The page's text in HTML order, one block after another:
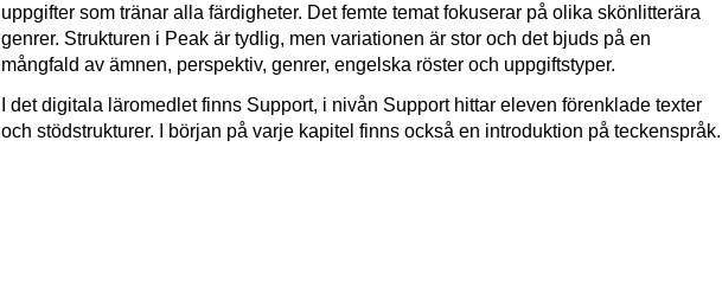
uppgifter som tränar alla färdigheter. Det femte temat fokuserar på olika skönlitterära
genrer. Strukturen i Peak är tydlig, men variationen är stor och det bjuds på en
mångfald av ämnen, perspektiv, genrer, engelska röster och uppgiftstyper.
I det digitala läromedlet finns Support, i nivån Support hittar eleven förenklade texter
och stödstrukturer. I början på varje kapitel finns också en introduktion på teckenspråk.